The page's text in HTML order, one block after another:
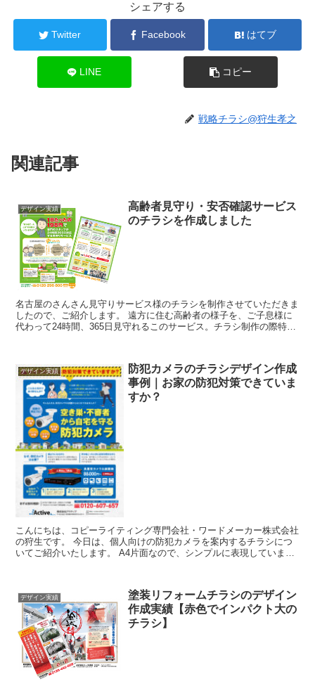
シェアする
Twitter Facebook はてブ
LINE コピー
戦略チラシ@狩生孝之
関連記事
デザイン実績
高齢者見守り・安否確認サービス
のチラシを作成しました
名古屋のさんさん見守りサービス様のチラシを制作させていただきま
したので、ご紹介します。 遠方に住む高齢者の様子を、ご子息様に
代わって24時間、365日見守れるこのサービス。チラシ制作の際特に
デザイン実績
防犯カメラのチラシデザイン作成
事例｜お家の防犯対策できていま
すか？
こんにちは、コピーライティング専門会社・ワードメーカー株式会社
の狩生です。 今日は、個人向けの防犯カメラを案内するチラシにつ
いてご紹介いたします。 A4片面なので、シンプルに表現していま
デザイン実績
塗装リフォームチラシのデザイン
作成実績【赤色でインパクト大の
チラシ】